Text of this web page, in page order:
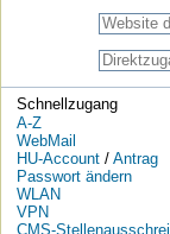
Schnellzugang
A-Z
WebMail
HU-Account/ Antrag
Passwort ändern
WLAN
VPN
CMS-